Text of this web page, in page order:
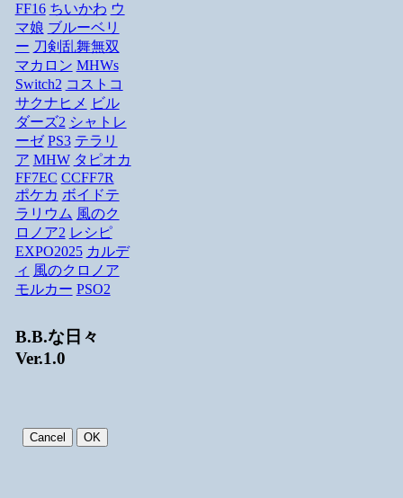
FF16 ちいかわ ウ
マ娘 ブルーベリ
ー 刀剣乱舞無双
マカロン MHWs
Switch2 コストコ
サクナヒメ ビル
ダーズ2 シャトレ
ーゼ PS3 テラリ
ア MHW タピオカ
FF7EC CCFF7R
ポケカ ボイドテ
ラリウム 風のク
ロノア2 レシピ
EXPO2025 カルデ
ィ 風のクロノア
モルカー PSO2
B.B.な日々
Ver.1.0